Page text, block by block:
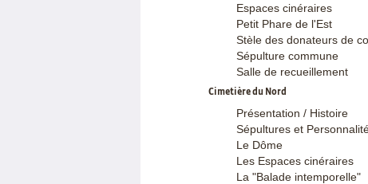
Espaces cinéraires
Petit Phare de l'Est
Stèle des donateurs de
Sépulture commune
Salle de recueillement
Cimetière du Nord
Présentation / Histoire
Sépultures et
Le Dôme
Les Espaces cinéraires
La "Balade intemporelle"